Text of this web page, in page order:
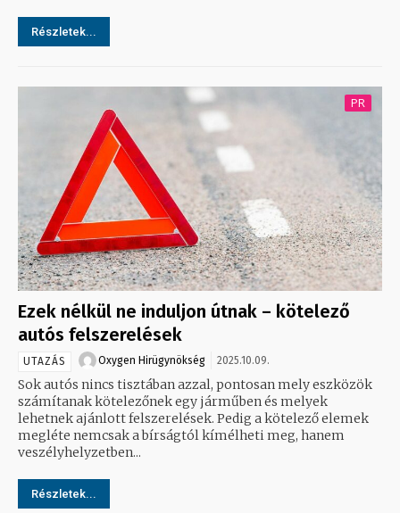
Részletek...
PR
Ezek nélkül ne induljon útnak – kötelező
autós felszerelések
UTAZÁS Oxygen Hirügynökség 2025.10.09.
Sok autós nincs tisztában azzal, pontosan mely eszközök
számítanak kötelezőnek egy járműben és melyek
lehetnek ajánlott felszerelések. Pedig a kötelező elemek
megléte nemcsak a bírságtól kímélheti meg, hanem
veszélyhelyzetben...
Részletek...